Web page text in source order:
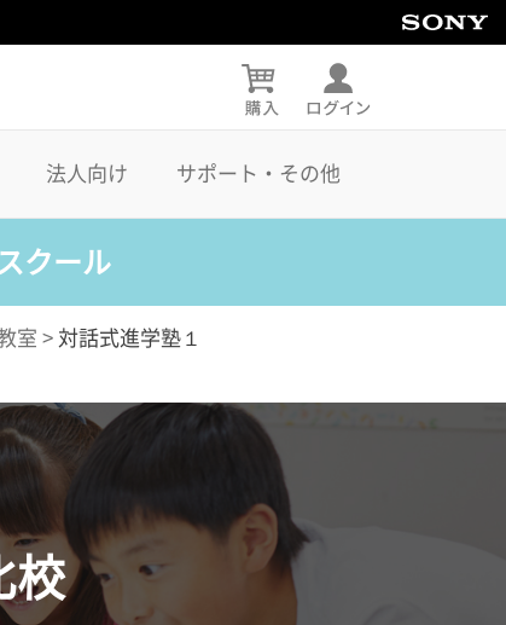
法人向け サポート・その他
クール
室 > 対話式進学塾１
校